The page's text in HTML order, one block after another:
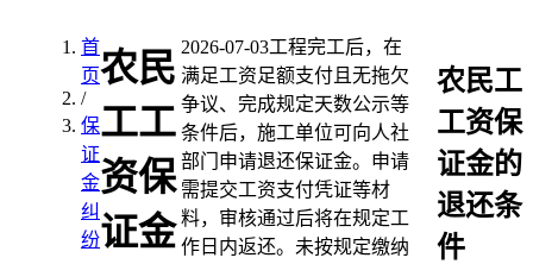
首
页
/
保
证
金
纠
纷
农民
工工
资保
证金
2026-07-03工程完工后，在
满足工资足额支付且无拖欠
争议、完成规定天数公示等
条件后，施工单位可向人社
部门申请退还保证金。申请
需提交工资支付凭证等材
料，审核通过后将在规定工
作日内返还。未按规定缴纳
农民工
工资保
证金的
退还条
件